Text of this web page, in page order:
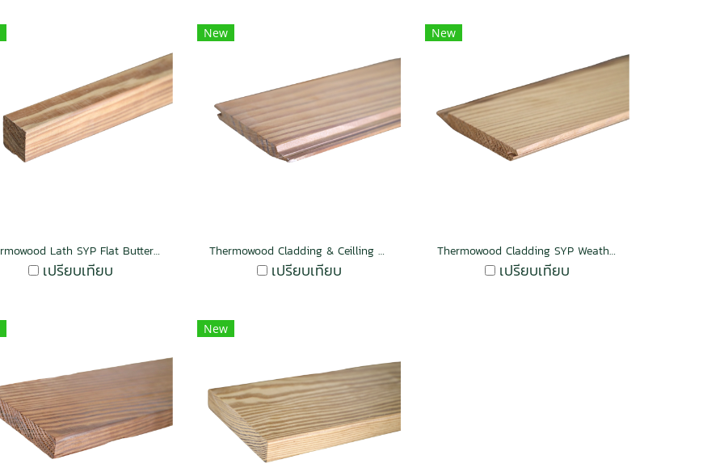
Thermowood Lath SYP Flat Butterscotch
เปรียบเทียบ
New
Thermowood Cladding & Ceilling SYP Weather Groove Mocha
เปรียบเทียบ
New
Thermowood Cladding SYP Weather Groove Butterscotch
เปรียบเทียบ
New